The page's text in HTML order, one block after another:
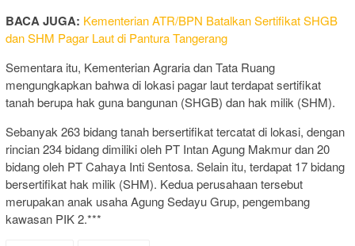
BACA JUGA: Kementerian ATR/BPN Batalkan Sertifikat SHGB
dan SHM Pagar Laut di Pantura Tangerang
Sementara itu, Kementerian Agraria dan Tata Ruang
mengungkapkan bahwa di lokasi pagar laut terdapat sertifikat
tanah berupa hak guna bangunan (SHGB) dan hak milik (SHM).
Sebanyak 263 bidang tanah bersertifikat tercatat di lokasi, dengan
rincian 234 bidang dimiliki oleh PT Intan Agung Makmur dan 20
bidang oleh PT Cahaya Inti Sentosa. Selain itu, terdapat 17 bidang
bersertifikat hak milik (SHM). Kedua perusahaan tersebut
merupakan anak usaha Agung Sedayu Grup, pengembang
kawasan PIK 2.***